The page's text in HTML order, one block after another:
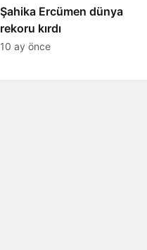
Şahika Ercümen dünya
rekoru kırdı
10 ay önce